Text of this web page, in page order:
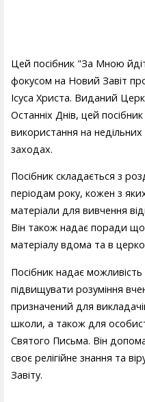
Цей посібник "За Мною
фокусом на Новий Завіт
Ісуса Христа. Виданий
Останніх Днів, цей
використання на
заходах.
Посібник складається з
періодам року, кожен з
матеріали для вивчення
Він також надає поради
матеріалу вдома та в
Посібник надає
підвищувати розуміння
призначений для
школи, а також для
Святого Письма. Він
своє релігійне знання та
Завіту.